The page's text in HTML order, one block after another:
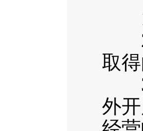
1.
2.
取
3.
外